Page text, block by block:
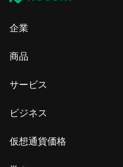
企業
商品
サービス
ビジネス
仮想通貨価格